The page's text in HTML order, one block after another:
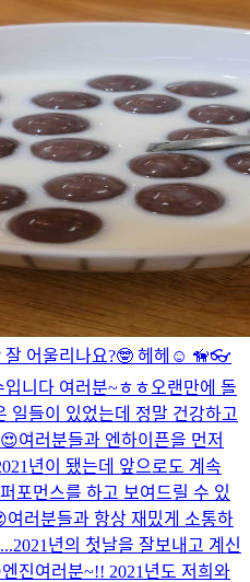
잘 어울리나요?🤓 헤헤☺️ 🦮👓
니다 여러분~ㅎㅎ 오랜만에 돌
일들이 있었는데 정말 건강하고
여러분들과 엔하이픈을 먼저
년이 됐는데 앞으로도 계속
포먼스를 하고 보여드릴 수 있
러분들과 항상 재밌게 소통하
2021년의 첫날을 잘보내고 계신
엔진여러분~!! 2021년도 저희와